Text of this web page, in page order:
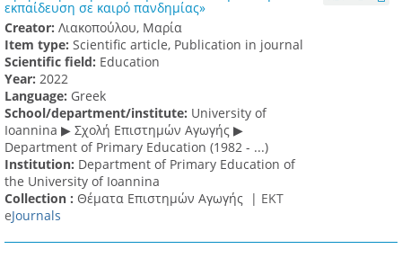
εκπαίδευση σε καιρό πανδημίας»
Creator: Λιακοπούλου, Μαρία
Item type: Scientific article, Publication in journal
Scientific field: Education
Υear: 2022
Language: Greek
School/department/institute: University of
Ioannina ▶ Σχολή Επιστημών Αγωγής ▶
Department of Primary Education (1982 - ...)
Institution: Department of Primary Education of
the University of Ioannina
Collection : Θέματα Επιστημών Αγωγής | ΕΚΤ
eJournals